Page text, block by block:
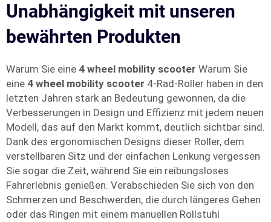
Unabhängigkeit mit unseren
bewährten Produkten
Warum Sie eine 4 wheel mobility scooter Warum Sie
eine 4 wheel mobility scooter 4-Rad-Roller haben in den
letzten Jahren stark an Bedeutung gewonnen, da die
Verbesserungen in Design und Effizienz mit jedem neuen
Modell, das auf den Markt kommt, deutlich sichtbar sind.
Dank des ergonomischen Designs dieser Roller, dem
verstellbaren Sitz und der einfachen Lenkung vergessen
Sie sogar die Zeit, während Sie ein reibungsloses
Fahrerlebnis genießen. Verabschieden Sie sich von den
Schmerzen und Beschwerden, die durch längeres Gehen
oder das Ringen mit einem manuellen Rollstuhl